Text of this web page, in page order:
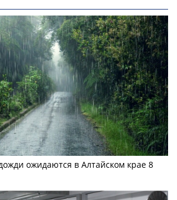
ожидаются в Алтайском крае 8